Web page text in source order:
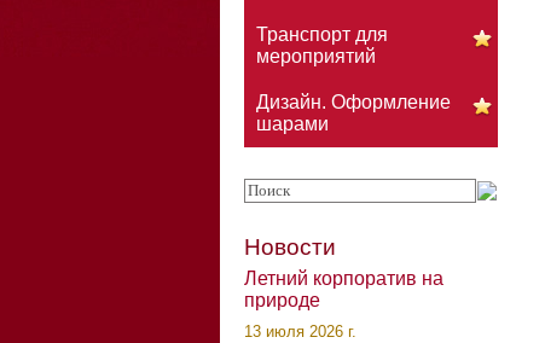
Транспорт для
мероприятий
Дизайн. Оформление
шарами
Новости
Летний корпоратив на
природе
13 июля 2026 г.